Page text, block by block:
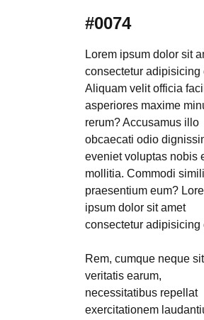
#0074
Lorem ipsum dolor sit
consectetur adipisicing
Aliquam velit officia
asperiores maxime
rerum? Accusamus illo
obcaecati odio
eveniet voluptas nobis
mollitia. Commodi
praesentium eum?
ipsum dolor sit amet
consectetur adipisicing
Rem, cumque neque sit
veritatis earum,
necessitatibus repellat
exercitationem